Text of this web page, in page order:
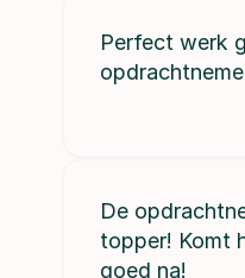
Perfect werk
De
topper! Komt
goed na!